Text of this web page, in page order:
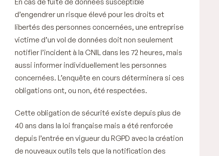
d’engendrer un risque élevé pour les droits et
libertés des personnes concernées, une entreprise
victime d’un vol de données doit non seulement
notifier l’incident à la CNIL dans les 72 heures, mais
aussi informer individuellement les personnes
concernées. L’enquête en cours déterminera si ces
obligations ont, ou non, été respectées.
Cette obligation de sécurité existe depuis plus de
40 ans dans la loi française mais a été renforcée
depuis l’entrée en vigueur du RGPD avec la création
de nouveaux outils tels que la notification des